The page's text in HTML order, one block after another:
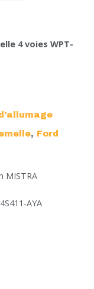
4 voies WPT-
, Ford
MISTRA
AYA